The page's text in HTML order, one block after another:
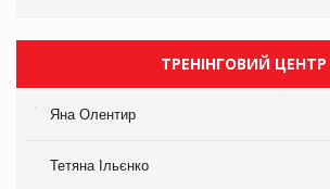
ТРЕНІНГОВИЙ ЦЕНТР
Яна Олентир
Тетяна Ільєнко